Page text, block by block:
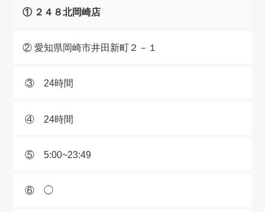
① ２４８北岡崎店
② 愛知県岡崎市井田新町２－１
③ 24時間
④ 24時間
⑤ 5:00~23:49
⑥ ◯